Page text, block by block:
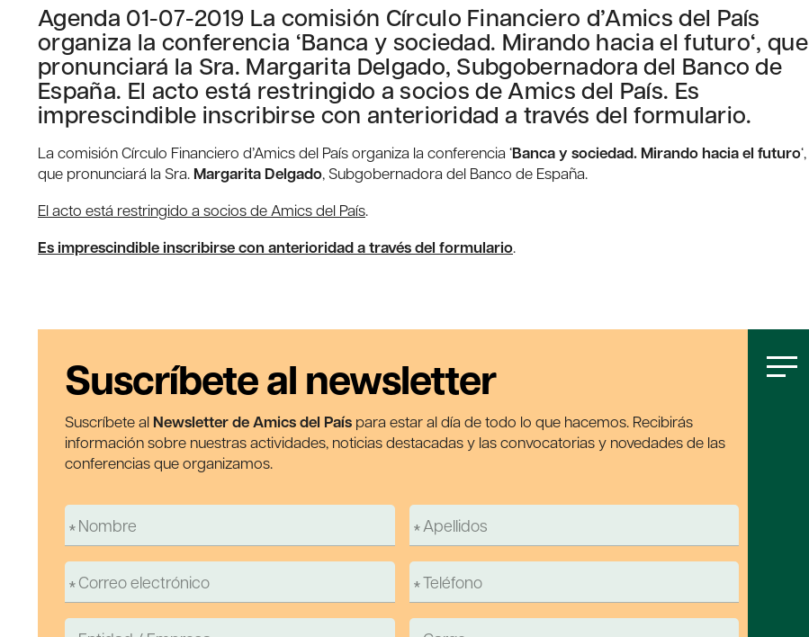
Agenda 01-07-2019 La comisión Círculo Financiero d’Amics del País
organiza la conferencia ‘Banca y sociedad. Mirando hacia el futuro‘, que
pronunciará la Sra. Margarita Delgado, Subgobernadora del Banco de
España. El acto está restringido a socios de Amics del País. Es
imprescindible inscribirse con anterioridad a través del formulario.
La comisión Círculo Financiero d’Amics del País organiza la conferencia ‘Banca y sociedad. Mirando hacia el futuro‘,
que pronunciará la Sra. Margarita Delgado, Subgobernadora del Banco de España.
El acto está restringido a socios de Amics del País.
Es imprescindible inscribirse con anterioridad a través del formulario.
Suscríbete al newsletter
Suscríbete al Newsletter de Amics del País para estar al día de todo lo que hacemos. Recibirás
información sobre nuestras actividades, noticias destacadas y las convocatorias y novedades de las
conferencias que organizamos.